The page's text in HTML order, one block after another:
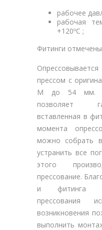
рабочее
рабочая
+120ºC ;
Фитинги
прессом с
M до 54 мм.
позволяет
вставленная в
момента
можно собрать
устранить все
этого
прессование.
и фитинга
прессования
возникновения
выполнить